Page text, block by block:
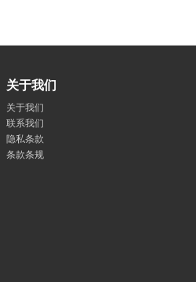
关于我们
关于我们
联系我们
隐私条款
条款条规